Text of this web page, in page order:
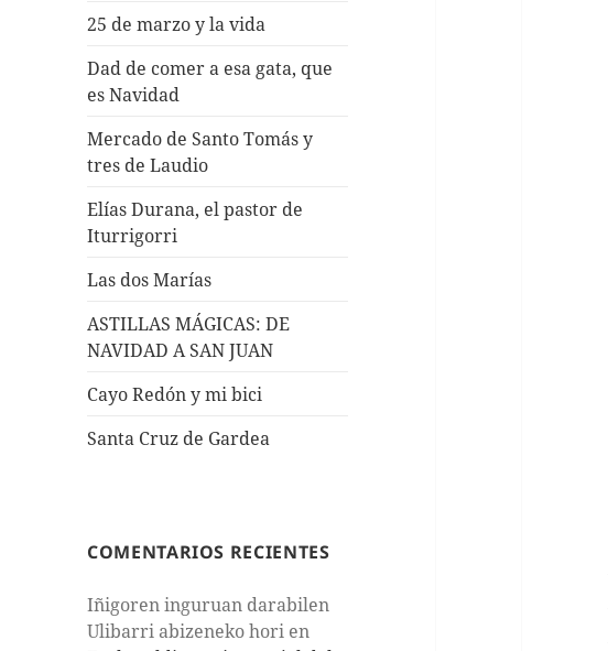
25 de marzo y la vida
Dad de comer a esa gata, que
es Navidad
Mercado de Santo Tomás y
tres de Laudio
Elías Durana, el pastor de
Iturrigorri
Las dos Marías
ASTILLAS MÁGICAS: DE
NAVIDAD A SAN JUAN
Cayo Redón y mi bici
Santa Cruz de Gardea
COMENTARIOS RECIENTES
Iñigoren inguruan darabilen
Ulibarri abizeneko hori en